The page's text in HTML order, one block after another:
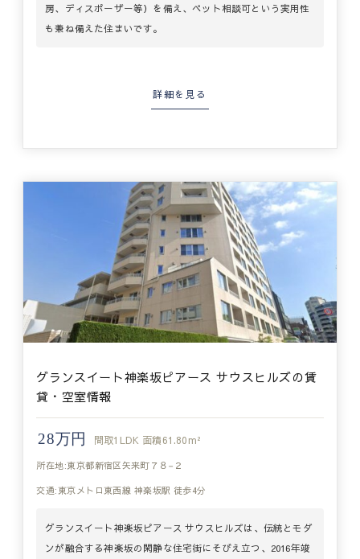
房、ディスポーザー等）を備え、ペット相談可という実用性
も兼ね備えた住まいです。
詳細を見る
グランスイート神楽坂ピアース サウスヒルズの賃
貸・空室情報
28万円 間取1LDK 面積61.80m²
所在地:東京都新宿区矢来町７８−２
交通:東京メトロ東西線 神楽坂駅 徒歩4分
グランスイート神楽坂ピアース サウスヒルズは、伝統とモダ
ンが融合する神楽坂の閑静な住宅街にそびえ立つ、2016年竣